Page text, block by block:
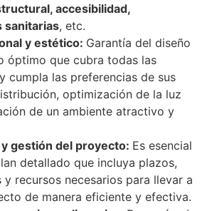
accesibilidad,
sanitarias, etc.
y estético: Garantía del diseño
óptimo que cubra todas las
cumpla las preferencias de sus
optimización de la luz
de un ambiente atractivo y
gestión del proyecto: Es esencial
detallado que incluya plazos,
y recursos necesarios para llevar a
de manera eficiente y efectiva.